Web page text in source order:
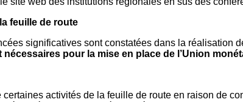
feuille de route
significatives sont constatées dans la réalisation
pour la mise en place de l’Union
certaines activités de la feuille de route en raison de